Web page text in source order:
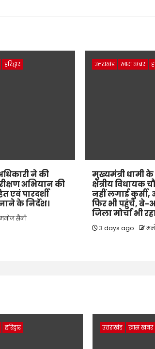
हरिद्वार
ने की
अभियान की
एवं पारदर्शी
के निर्देश।
मनोज सैनी
उत्तराखंड खास खबर
मुख्यमंत्री धामी
क्षेत्रीय विधायक
नहीं लगाई
फिर भी पहुंचे,
जिला मोर्चा भी
3 days ago
हरिद्वार उत्तराखंड खास खबर